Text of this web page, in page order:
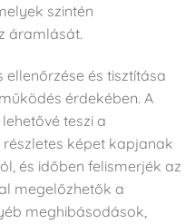
szintén
áramlását.
és tisztítása
érdekében. A
teszi a
képet kapjanak
és időben felismerjék az
megelőzhetők a
meghibásodások,